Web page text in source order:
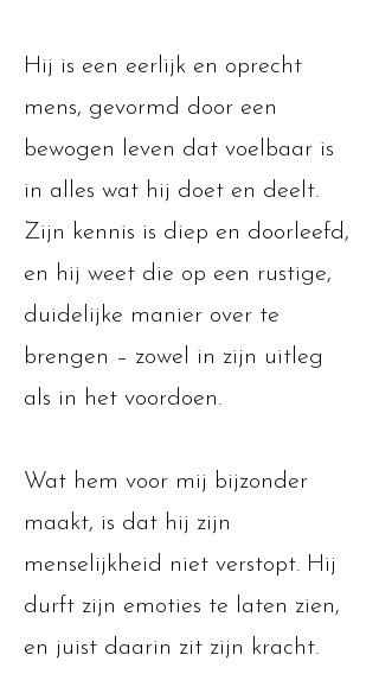
Hij is een eerlijk en oprecht
mens, gevormd door een
bewogen leven dat voelbaar is
in alles wat hij doet en deelt.
Zijn kennis is diep en doorleefd,
en hij weet die op een rustige,
duidelijke manier over te
brengen – zowel in zijn uitleg
als in het voordoen.
Wat hem voor mij bijzonder
maakt, is dat hij zijn
menselijkheid niet verstopt. Hij
durft zijn emoties te laten zien,
en juist daarin zit zijn kracht.